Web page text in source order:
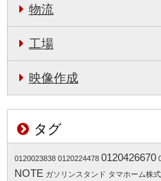
物流
工場
映像作成
タグ
0120023838 0120224478 0120426670
NOTE ガソリンスタンド タマホーム株